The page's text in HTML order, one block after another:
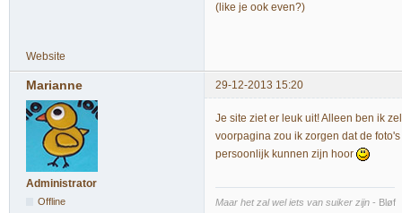
(like je ook even?)
Website
Marianne 29-12-2013 15:20
Administrator
Offline
Je site ziet er leuk uit! Alleen ben ik
voorpagina zou ik zorgen dat de
persoonlijk kunnen zijn hoor
Maar het zal wel iets van suiker zijn - Bløf